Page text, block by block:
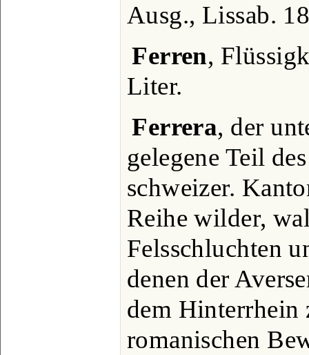
Ausg., Lissab.
Ferren,
Liter.
Ferrera, der
gelegene Teil
schweizer.
Reihe wilder,
Felsschluchten
denen der
dem Hinterrhein
romanischen